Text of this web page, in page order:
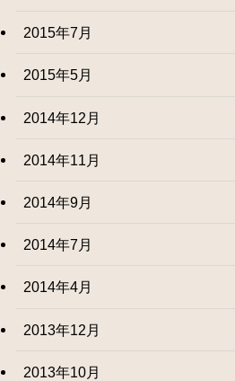
2015年7月
2015年5月
2014年12月
2014年11月
2014年9月
2014年7月
2014年4月
2013年12月
2013年10月